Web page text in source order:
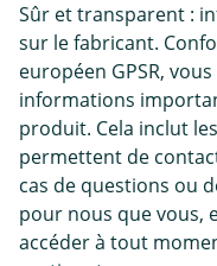
Sûr et transparent :
sur le fabricant.
européen GPSR,
informations
produit. Cela inclut
permettent de
cas de questions ou
pour nous que vous,
accéder à tout